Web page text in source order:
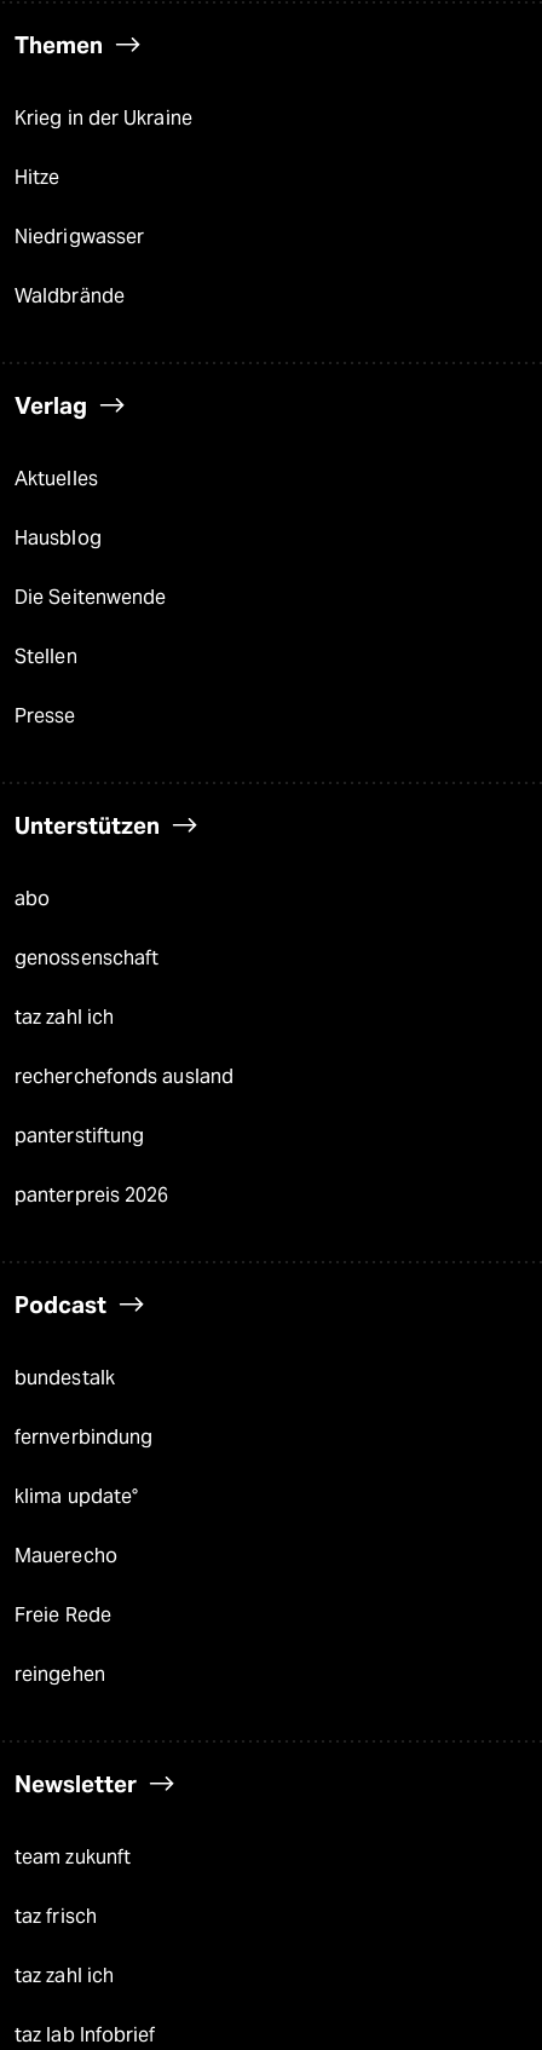
Themen
Krieg in der Ukraine
Hitze
Niedrigwasser
Waldbrände
Verlag
Aktuelles
Hausblog
Die Seitenwende
Stellen
Presse
Unterstützen
abo
genossenschaft
taz zahl ich
recherchefonds ausland
panterstiftung
panterpreis 2026
Podcast
bundestalk
fernverbindung
klima update°
Mauerecho
Freie Rede
reingehen
Newsletter
team zukunft
taz frisch
taz zahl ich
taz lab Infobrief